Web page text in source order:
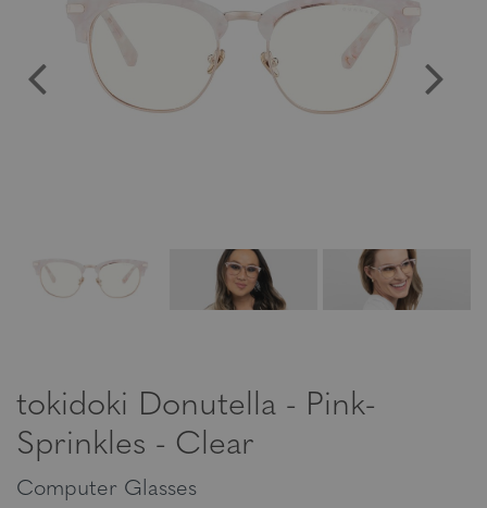
tokidoki Donutella - Pink-
Sprinkles - Clear
Computer Glasses